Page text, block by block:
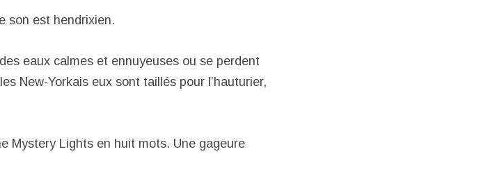
son est hendrixien.
eaux calmes et ennuyeuses ou se perdent
New-Yorkais eux sont taillés pour l’hauturier,
Mystery Lights en huit mots. Une gageure